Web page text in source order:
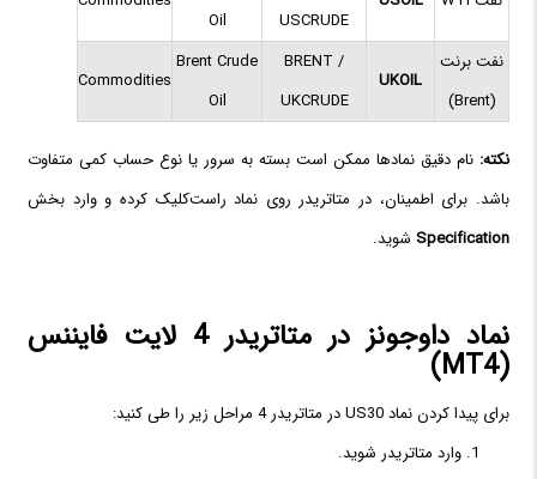
USCRUDE
Oil
نفت برنت
(Brent)
UKOIL
BRENT /
UKCRUDE
Brent Crude
Oil
Commodities
نکته: نام دقیق نمادها ممکن است بسته به سرور یا نوع حساب کمی متفاوت
باشد. برای اطمینان، در متاتریدر روی نماد راست‌کلیک کرده و وارد بخش
Specification شوید.
نماد داوجونز در متاتریدر 4 لایت فایننس
(MT4)
برای پیدا کردن نماد US30 در متاتریدر 4 مراحل زیر را طی کنید:
وارد متاتریدر شوید.